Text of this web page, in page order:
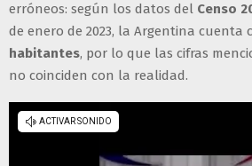
erróneos: según los datos del Censo
de enero de 2023, la Argentina cuenta
habitantes, por lo que las cifras
no coinciden con la realidad.